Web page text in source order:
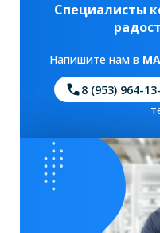
Специалисты
Напишите нам в
8 (953) 964-